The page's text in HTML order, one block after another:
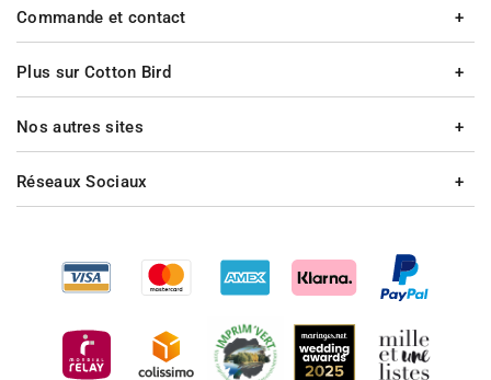
Commande et contact
Plus sur Cotton Bird
Nos autres sites
Réseaux Sociaux